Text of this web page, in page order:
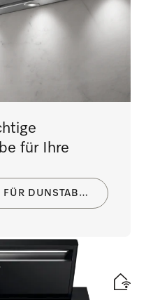
für Ihre
ZUM KAUFBERATER FÜR DUNSTABZUGSHAUBEN